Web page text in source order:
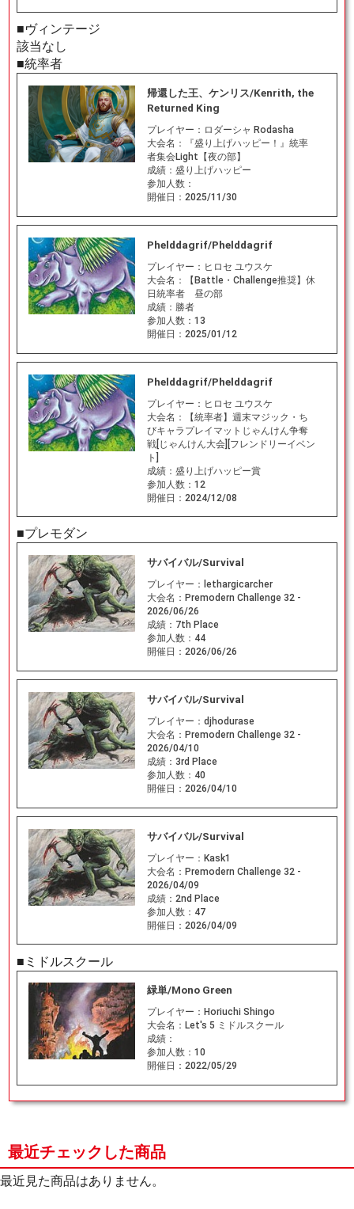
■ヴィンテージ
該当なし
■統率者
帰還した王、ケンリス/Kenrith, the
Returned King
プレイヤー： ロダーシャ Rodasha
大会名：
『盛り上げハッピー！』統率
者集会Light【夜の部】
成績： 盛り上げハッピー
参加人数：
開催日： 2025/11/30
Phelddagrif/Phelddagrif
プレイヤー： ヒロセ ユウスケ
大会名：
【Battle・Challenge推奨】休
日統率者 昼の部
成績： 勝者
参加人数： 13
開催日： 2025/01/12
Phelddagrif/Phelddagrif
プレイヤー： ヒロセ ユウスケ
大会名：
【統率者】週末マジック・ち
びキャラプレイマットじゃんけん争奪
戦[じゃんけん大会][フレンドリーイベン
ト]
成績： 盛り上げハッピー賞
参加人数： 12
開催日： 2024/12/08
■プレモダン
サバイバル/Survival
プレイヤー： lethargicarcher
大会名： Premodern Challenge 32 -
2026/06/26
成績： 7th Place
参加人数： 44
開催日： 2026/06/26
サバイバル/Survival
プレイヤー： djhodurase
大会名： Premodern Challenge 32 -
2026/04/10
成績： 3rd Place
参加人数： 40
開催日： 2026/04/10
サバイバル/Survival
プレイヤー： Kask1
大会名： Premodern Challenge 32 -
2026/04/09
成績： 2nd Place
参加人数： 47
開催日： 2026/04/09
■ミドルスクール
緑単/Mono Green
プレイヤー： Horiuchi Shingo
大会名： Let's 5 ミドルスクール
成績：
参加人数： 10
開催日： 2022/05/29
最近チェックした商品
最近見た商品はありません。